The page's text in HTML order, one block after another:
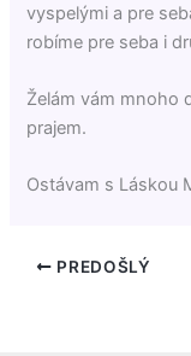
vyspelými a pre
robíme pre seba i
Želám vám mnoho
prajem.
Ostávam s Láskou
PREDOŠLÝ